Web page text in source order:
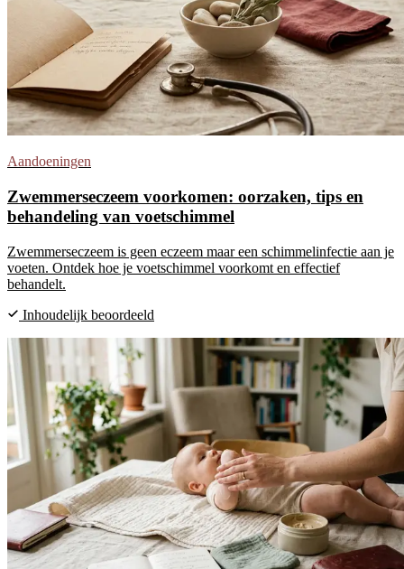
Aandoeningen
Zwemmerseczeem voorkomen: oorzaken, tips en
behandeling van voetschimmel
Zwemmerseczeem is geen eczeem maar een schimmelinfectie aan je
voeten. Ontdek hoe je voetschimmel voorkomt en effectief
behandelt.
Inhoudelijk beoordeeld